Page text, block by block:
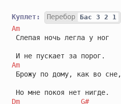
Куплет: Перебор Бас 3 2 1
Am
Слепая ночь легла у ног
Am
Брожу по дому, как во сне,
Dm
G#